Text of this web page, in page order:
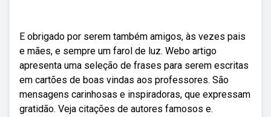
E obrigado por serem também amigos, às vezes pais
e mães, e sempre um farol de luz. Webo artigo
apresenta uma seleção de frases para serem escritas
em cartões de boas vindas aos professores. São
mensagens carinhosas e inspiradoras, que expressam
gratidão. Veja citações de autores famosos e.